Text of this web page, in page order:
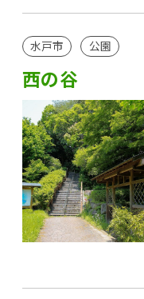
水戸市 公園
西の谷